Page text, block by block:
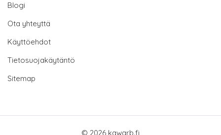
Blogi
Ota yhteyttä
Käyttöehdot
Tietosuojakäytäntö
Sitemap
© 2026 kawarb.fi